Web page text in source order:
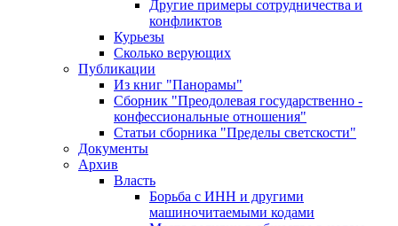
Другие примеры сотрудничества и
конфликтов
Курьезы
Сколько верующих
Публикации
Из книг "Панорамы"
Сборник "Преодолевая государственно -
конфессиональные отношения"
Статьи сборника "Пределы светскости"
Документы
Архив
Власть
Борьба с ИНН и другими
машиночитаемыми кодами